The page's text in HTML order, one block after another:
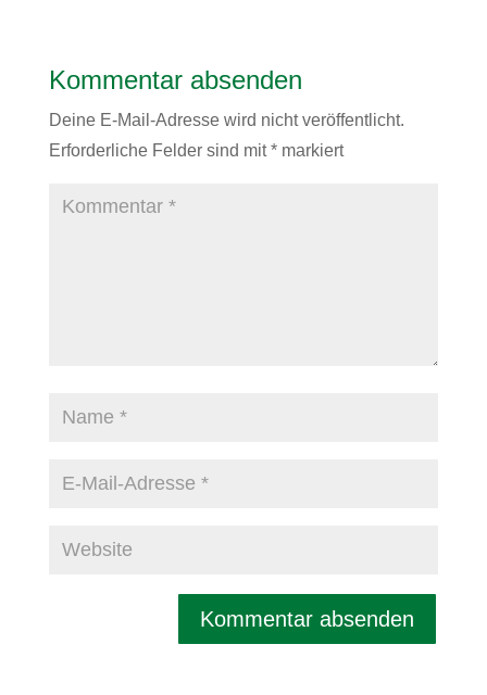
Kommentar absenden
Deine E-Mail-Adresse wird nicht veröffentlicht.
Erforderliche Felder sind mit*markiert